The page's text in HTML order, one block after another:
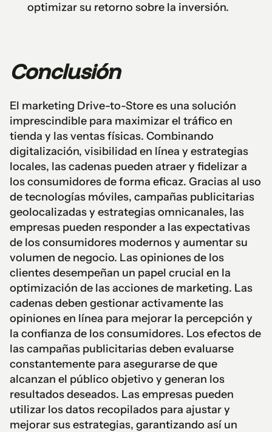
optimizar su retorno sobre la inversión.
Conclusión
El marketing Drive-to-Store es una solución
imprescindible para maximizar el tráfico en
tienda y las ventas físicas. Combinando
digitalización, visibilidad en línea y estrategias
locales, las cadenas pueden atraer y fidelizar a
los consumidores de forma eficaz. Gracias al uso
de tecnologías móviles, campañas publicitarias
geolocalizadas y estrategias omnicanales, las
empresas pueden responder a las expectativas
de los consumidores modernos y aumentar su
volumen de negocio. Las opiniones de los
clientes desempeñan un papel crucial en la
optimización de las acciones de marketing. Las
cadenas deben gestionar activamente las
opiniones en línea para mejorar la percepción y
la confianza de los consumidores. Los efectos de
las campañas publicitarias deben evaluarse
constantemente para asegurarse de que
alcanzan el público objetivo y generan los
resultados deseados. Las empresas pueden
utilizar los datos recopilados para ajustar y
mejorar sus estrategias, garantizando así un